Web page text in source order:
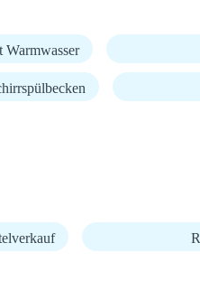
Warmwasser